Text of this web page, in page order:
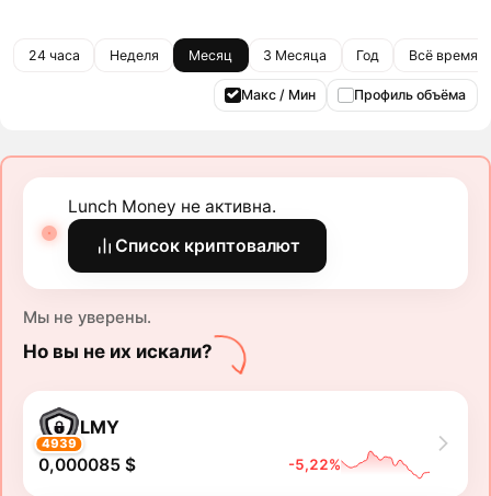
24 часа Неделя Месяц 3 Месяца Год Всё время
Макс / Мин Профиль объёма
Lunch Money не активна.
Список криптовалют
Мы не уверены.
Но вы не их искали?
4939
LMY
0,000085 $ -5,22%